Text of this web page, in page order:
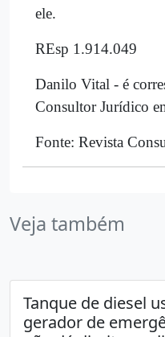
ele.
REsp 1.914.049
Danilo Vital - é
Consultor Jurídico
Fonte: Revista
Veja também
Tanque de diesel
gerador de